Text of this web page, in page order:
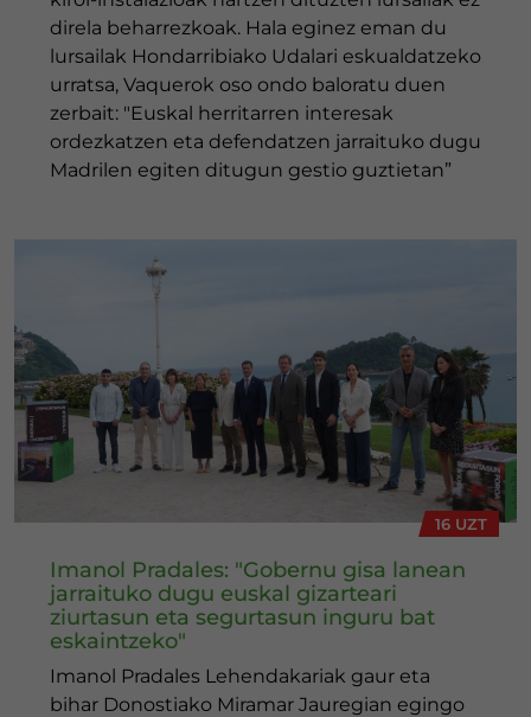
direla beharrezkoak. Hala eginez eman du
lursailak Hondarribiako Udalari eskualdatzeko
urratsa, Vaquerok oso ondo baloratu duen
zerbait: "Euskal herritarren interesak
ordezkatzen eta defendatzen jarraituko dugu
Madrilen egiten ditugun gestio guztietan”
16 UZT
Imanol Pradales: "Gobernu gisa lanean
jarraituko dugu euskal gizarteari
ziurtasun eta segurtasun inguru bat
eskaintzeko"
Imanol Pradales Lehendakariak gaur eta
bihar Donostiako Miramar Jauregian egingo